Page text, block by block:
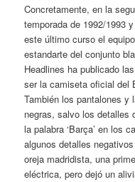
Concretamente, en la
temporada de 1992/1993
este último curso el
estandarte del conjunto
Headlines ha publicado
ser la camiseta oficial del
También los pantalones y
negras, salvo los detalles
la palabra ‘Barça’ en los
algunos detalles
oreja madridista, una
eléctrica, pero dejó un